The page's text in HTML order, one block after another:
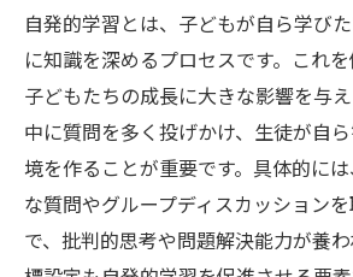
未来の学びを考える：自発的学
づくり
自発的学習とは、子どもが自ら学び
に知識を深めるプロセスです。これを
子どもたちの成長に大きな影響を与
中に質問を多く投げかけ、生徒が自
境を作ることが重要です。具体的に
な質問やグループディスカッション
で、批判的思考や問題解決能力が養